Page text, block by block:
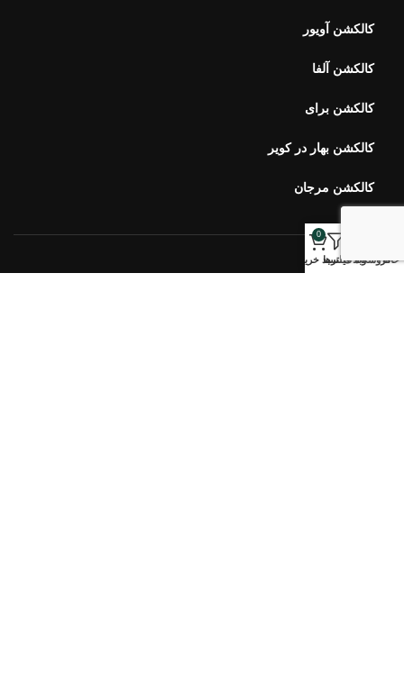
خبرنامه اورس
ارتباط با ما
سوالات متداول
خانهفروشگاهوبلاگفیلترها
0
سبد خرید